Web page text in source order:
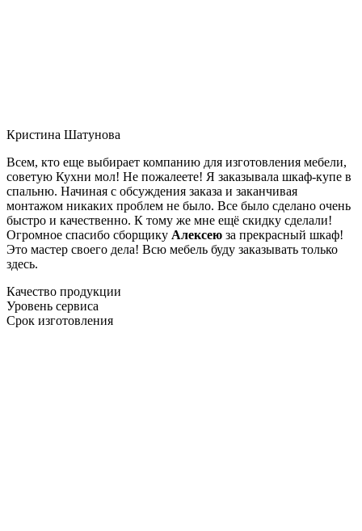
Кристина Шатунова
Всем, кто еще выбирает компанию для изготовления мебели,
советую Кухни мол! Не пожалеете! Я заказывала шкаф-купе в
спальню. Начиная с обсуждения заказа и заканчивая
монтажом никаких проблем не было. Все было сделано очень
быстро и качественно. К тому же мне ещё скидку сделали!
Огромное спасибо сборщику Алексею за прекрасный шкаф!
Это мастер своего дела! Всю мебель буду заказывать только
здесь.
Качество продукции
Уровень сервиса
Срок изготовления